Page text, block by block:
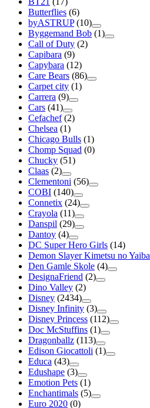
Butterflies (6)
byASTRUP (10)
Byggemand Bob (1)
Call of Duty (2)
Capibara (9)
Capybara (12)
Care Bears (86)
Carpet city (1)
Carrera (9)
Cars (41)
Cefachef (2)
Chelsea (1)
Chicago Bulls (1)
Chomp Squad (0)
Chucky (51)
Claas (2)
Clementoni (56)
COBI (140)
Connetix (24)
Crayola (11)
Danspil (29)
Dantoy (4)
DC Super Hero Girls (14)
Demon Slayer Kimetsu no Yaiba
Den Gamle Skole (4)
DesignaFriend (2)
Dino Valley (2)
Disney (2434)
Disney Infinity (3)
Disney Princess (112)
Doc McStuffins (1)
Dragonballz (113)
Edison Giocattoli (1)
Educa (43)
Edushape (3)
Emotion Pets (1)
Enchantimals (5)
Euro 2020 (0)